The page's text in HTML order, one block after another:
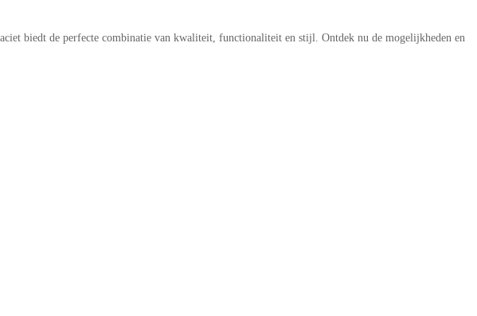
biedt de perfecte combinatie van kwaliteit, functionaliteit en stijl. Ontdek nu de mogelijkheden en